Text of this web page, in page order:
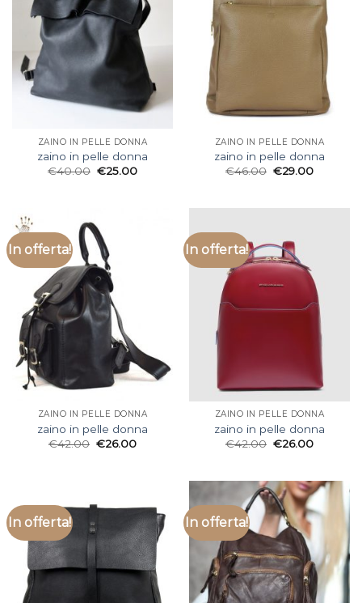
ZAINO IN PELLE DONNA
zaino in pelle donna
€40.00 €25.00
ZAINO IN PELLE DONNA
zaino in pelle donna
€46.00 €29.00
In offerta!
ZAINO IN PELLE DONNA
zaino in pelle donna
€42.00 €26.00
In offerta!
ZAINO IN PELLE DONNA
zaino in pelle donna
€42.00 €26.00
In offerta! In offerta!